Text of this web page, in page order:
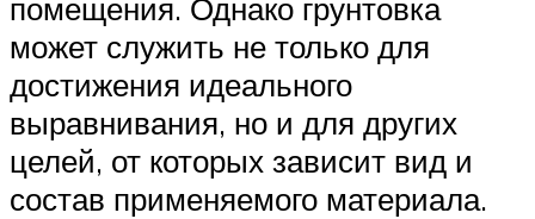
помещения. Однако грунтовка
может служить не только для
достижения идеального
выравнивания, но и для других
целей, от которых зависит вид и
состав применяемого материала.